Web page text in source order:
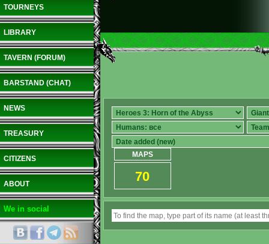
TOURNEYS
LIBRARY
TAVERN (FORUM)
BARSTAND (CHAT)
NEWS
TREASURY
CITIZENS
ABOUT
We in social
MAPS
70